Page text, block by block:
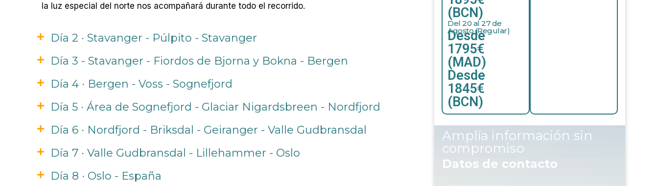
la luz especial del norte nos acompañará durante todo el recorrido.
Día 2 · Stavanger - Púlpito - Stavanger
Día 3 - Stavanger - Fiordos de Bjorna y Bokna - Bergen
Día 4 · Bergen - Voss - Sognefjord
Día 5 · Área de Sognefjord - Glaciar Nigardsbreen - Nordfjord
Día 6 · Nordfjord - Briksdal - Geiranger - Valle Gudbransdal
Día 7 · Valle Gudbransdal - Lillehammer - Oslo
Día 8 · Oslo - España
(BCN)
Del 20 al 27 de
Agosto (Regular)
Desde
1795€
(MAD)
Desde
1845€
(BCN)
Amplía información sin
compromiso
Datos de contacto